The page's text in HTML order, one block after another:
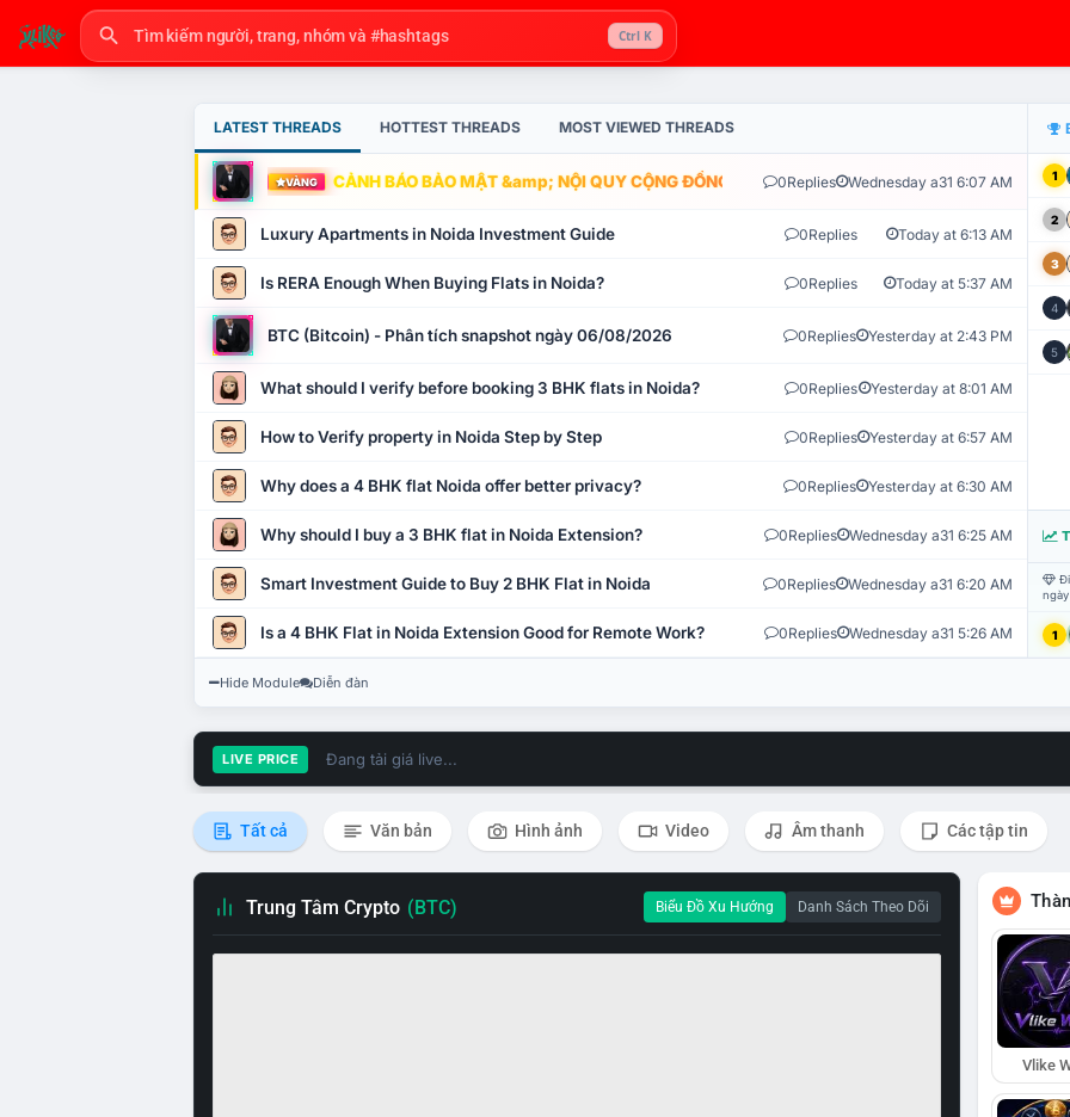
Ctrl K
LATEST THREADS HOTTEST THREADS MOST VIEWED THREADS
VÀNG CẢNH BÁO BẢO MẬT &amp; NỘI QUY CỘNG ĐỒNG VLIKE.VN: HỆ THỐNG GIÁM SÁT TỰ
0Replies Wednesday a31 6:07 AM
Luxury Apartments in Noida Investment Guide 0Replies Today at 6:13 AM
Is RERA Enough When Buying Flats in Noida? 0Replies Today at 5:37 AM
BTC (Bitcoin) - Phân tích snapshot ngày 06/08/2026 0Replies Yesterday at 2:43 PM
What should I verify before booking 3 BHK flats in Noida? 0Replies Yesterday at 8:01 AM
How to Verify property in Noida Step by Step 0Replies Yesterday at 6:57 AM
Why does a 4 BHK flat Noida offer better privacy? 0Replies Yesterday at 6:30 AM
Why should I buy a 3 BHK flat in Noida Extension? 0Replies Wednesday a31 6:25 AM
Smart Investment Guide to Buy 2 BHK Flat in Noida 0Replies Wednesday a31 6:20 AM
Is a 4 BHK Flat in Noida Extension Good for Remote Work? 0Replies Wednesday a31 5:26 AM
1
2
3
4
5
1
Hide Module Diễn đàn
LIVE PRICE Đang tải giá live...
Tất cả Văn bản Hình ảnh Video Âm thanh Các tập tin
Trung Tâm Crypto (BTC) Biểu Đồ Xu Hướng Danh Sách Theo Dõi
Vlike